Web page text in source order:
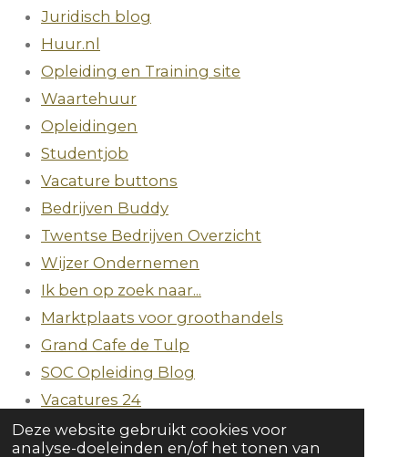
Deze website gebruikt cookies voor
analyse-doeleinden en/of het tonen van
Juridisch blog
Huur.nl
Opleiding en Training site
Waartehuur
Opleidingen
Studentjob
Vacature buttons
Bedrijven Buddy
Twentse Bedrijven Overzicht
Wijzer Ondernemen
Ik ben op zoek naar...
Marktplaats voor groothandels
Grand Cafe de Tulp
SOC Opleiding Blog
Vacatures 24
DailyGram